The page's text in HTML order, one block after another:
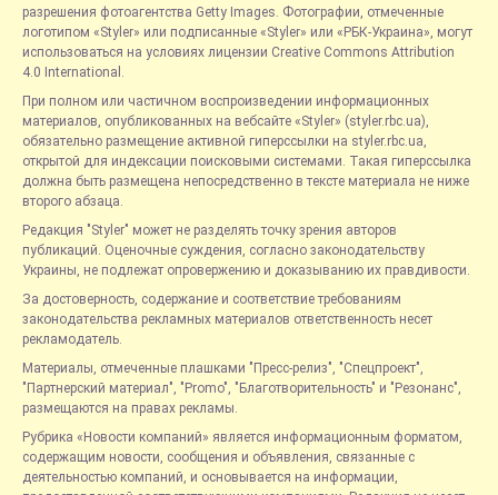
разрешения фотоагентства Getty Images. Фотографии, отмеченные
логотипом «Styler» или подписанные «Styler» или «РБК-Украина», могут
использоваться на условиях лицензии Creative Commons Attribution
4.0 International.
При полном или частичном воспроизведении информационных
материалов, опубликованных на вебсайте «Styler» (styler.rbc.ua),
обязательно размещение активной гиперссылки на styler.rbc.ua,
открытой для индексации поисковыми системами. Такая гиперссылка
должна быть размещена непосредственно в тексте материала не ниже
второго абзаца.
Редакция "Styler" может не разделять точку зрения авторов
публикаций. Оценочные суждения, согласно законодательству
Украины, не подлежат опровержению и доказыванию их правдивости.
За достоверность, содержание и соответствие требованиям
законодательства рекламных материалов ответственность несет
рекламодатель.
Материалы, отмеченные плашками "Пресс-релиз", "Спецпроект",
"Партнерский материал", "Promo", "Благотворительность" и "Резонанс",
размещаются на правах рекламы.
Рубрика «Новости компаний» является информационным форматом,
содержащим новости, сообщения и объявления, связанные с
деятельностью компаний, и основывается на информации,